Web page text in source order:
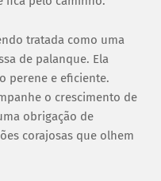
tratada como uma
de palanque. Ela
perene e eficiente.
o crescimento de
obrigação de
corajosas que olhem